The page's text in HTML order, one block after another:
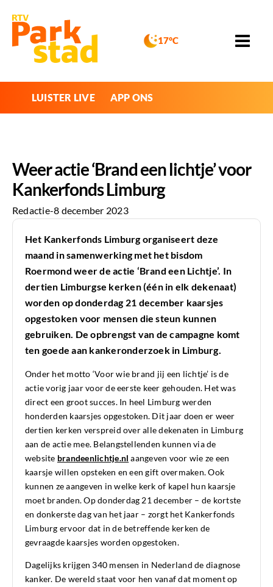
17°C
LUISTER LIVE APP ONS
Weer actie ‘Brand een lichtje’ voor
Kankerfonds Limburg
Redactie-8 december 2023
Het Kankerfonds Limburg organiseert deze
maand in samenwerking met het bisdom
Roermond weer de actie ‘Brand een Lichtje’. In
dertien Limburgse kerken (één in elk dekenaat)
worden op donderdag 21 december kaarsjes
opgestoken voor mensen die steun kunnen
gebruiken. De opbrengst van de campagne komt
ten goede aan kankeronderzoek in Limburg.
Onder het motto ‘Voor wie brand jij een lichtje’ is de
actie vorig jaar voor de eerste keer gehouden. Het was
direct een groot succes. In heel Limburg werden
honderden kaarsjes opgestoken. Dit jaar doen er weer
dertien kerken verspreid over alle dekenaten in Limburg
aan de actie mee. Belangstellenden kunnen via de
website brandeenlichtje.nl aangeven voor wie ze een
kaarsje willen opsteken en een gift overmaken. Ook
kunnen ze aangeven in welke kerk of kapel hun kaarsje
moet branden. Op donderdag 21 december – de kortste
en donkerste dag van het jaar – zorgt het Kankerfonds
Limburg ervoor dat in de betreffende kerken de
gevraagde kaarsjes worden opgestoken.
Dagelijks krijgen 340 mensen in Nederland de diagnose
kanker. De wereld staat voor hen vanaf dat moment op